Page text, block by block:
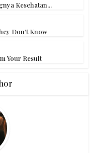
Kesehatan...
Don’t Know
Your Result